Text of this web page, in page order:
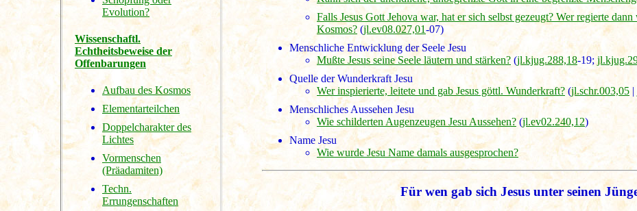
Evolution?
Wissenschaftl.
Echtheitsbeweise der
Offenbarungen
Aufbau des Kosmos
Elementarteilchen
Doppelcharakter des
Lichtes
Vormenschen
(Präadamiten)
Techn.
Errungenschaften
Falls Jesus Gott Jehova war, hat er sich selbst gezeugt? Wer regierte
Kosmos? (jl.ev08.027,01-07)
Menschliche Entwicklung der Seele Jesu
Mußte Jesus seine Seele läutern und stärken? (jl.kjug.288,18-19;
Quelle der Wunderkraft Jesu
Wer inspierierte, leitete und gab Jesus göttl. Wunderkraft? (jl.schr.003,05 |
Menschliches Aussehen Jesu
Wie schilderten Augenzeugen Jesu Aussehen? (jl.ev02.240,12)
Name Jesu
Wie wurde Jesu Name damals ausgesprochen?
Für wen gab sich Jesus unter seinen